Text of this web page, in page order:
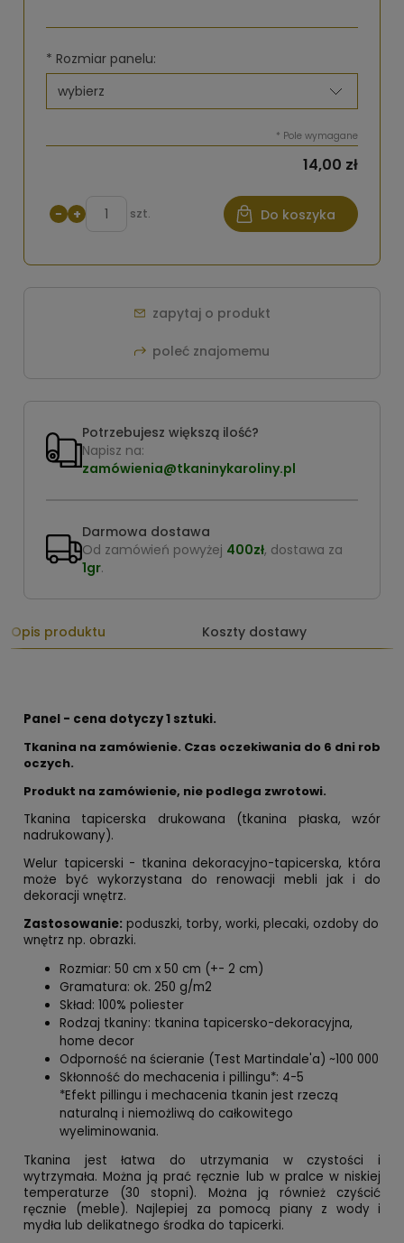
* Rozmiar panelu:
* Pole wymagane
14,00 zł
− + szt. Do koszyka
zapytaj o produkt
poleć znajomemu
Potrzebujesz większą ilość?
Napisz na:
zamówienia@tkaninykaroliny.pl
Darmowa dostawa
Od zamówień powyżej 400zł, dostawa za
1gr.
Opis produktu Koszty dostawy
Panel - cena dotyczy 1 sztuki.
Tkanina na zamówienie. Czas oczekiwania do 6 dni rob
oczych.
Produkt na zamówienie, nie podlega zwrotowi.
Tkanina tapicerska drukowana (tkanina płaska, wzór
nadrukowany).
Welur tapicerski - tkanina dekoracyjno-tapicerska, która
może być wykorzystana do renowacji mebli jak i do
dekoracji wnętrz.
Zastosowanie: poduszki, torby, worki, plecaki, ozdoby do
wnętrz np. obrazki.
Rozmiar: 50 cm x 50 cm (+- 2 cm)
Gramatura: ok. 250 g/m2
Skład: 100% poliester
Rodzaj tkaniny: tkanina tapicersko-dekoracyjna,
home decor
Odporność na ścieranie (Test Martindale'a) ~100 000
Skłonność do mechacenia i pillingu*: 4-5
*Efekt pillingu i mechacenia tkanin jest rzeczą
naturalną i niemożliwą do całkowitego
wyeliminowania.
Tkanina jest łatwa do utrzymania w czystości i
wytrzymała. Można ją prać ręcznie lub w pralce w niskiej
temperaturze (30 stopni). Można ją również czyścić
ręcznie (meble). Najlepiej za pomocą piany z wody i
mydła lub delikatnego środka do tapicerki.